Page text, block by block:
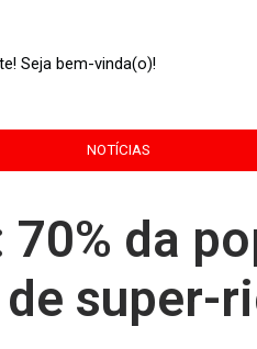
Seja bem-vinda(o)!
NOTÍCIAS
70% da
super-